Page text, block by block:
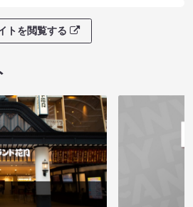
トを閲覧する